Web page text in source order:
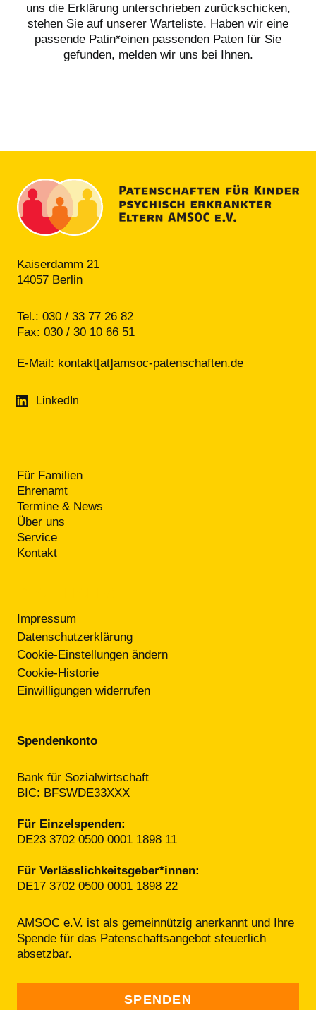
uns die Erklärung unterschrieben zurückschicken,
stehen Sie auf unserer Warteliste. Haben wir eine
passende Patin*einen passenden Paten für Sie
gefunden, melden wir uns bei Ihnen.
Kaiserdamm 21
14057 Berlin
Tel.: 030 / 33 77 26 82
Fax: 030 / 30 10 66 51
E-Mail: kontakt[at]amsoc-patenschaften.de
LinkedIn
Für Familien
Ehrenamt
Termine & News
Über uns
Service
Kontakt
Impressum
Datenschutzerklärung
Cookie-Einstellungen ändern
Cookie-Historie
Einwilligungen widerrufen
Spendenkonto
Bank für Sozialwirtschaft
BIC: BFSWDE33XXX
Für Einzelspenden:
DE23 3702 0500 0001 1898 11
Für Verlässlichkeitsgeber*innen:
DE17 3702 0500 0001 1898 22
AMSOC e.V. ist als gemeinnützig anerkannt und Ihre
Spende für das Patenschafts­angebot steuerlich
absetzbar.
SPENDEN